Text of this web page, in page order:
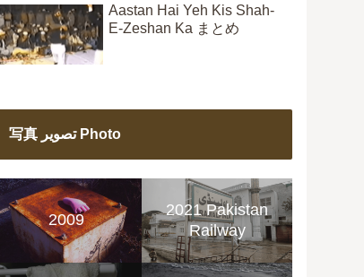
Aastan Hai Yeh Kis Shah-
E-Zeshan Ka まとめ
写真 تصویر Photo
2009
2021 Pakistan
Railway